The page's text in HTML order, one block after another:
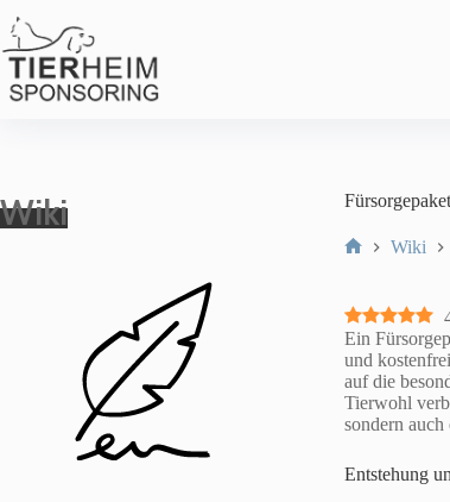
Inhalt
springen
Fürsorgepaket
Wiki
Ein
und
auf die
Tierwohl
sondern
Entstehung
Wiki